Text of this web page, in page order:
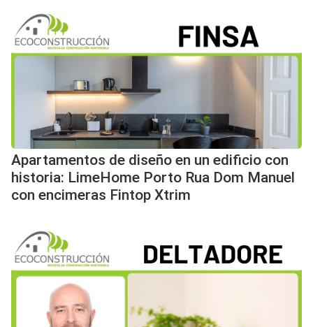
Apartamentos de diseño en un edificio con
historia: LimeHome Porto Rua Dom Manuel
con encimeras Fintop Xtrim